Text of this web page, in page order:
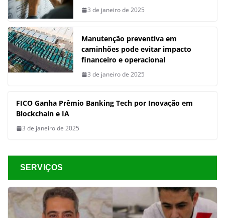
3 de janeiro de 2025
Manutenção preventiva em
caminhões pode evitar impacto
financeiro e operacional
3 de janeiro de 2025
FICO Ganha Prêmio Banking Tech por Inovação em
Blockchain e IA
3 de janeiro de 2025
SERVIÇOS